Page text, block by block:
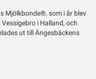
Mjölkbonde®, som i år blev
i Halland, och
ut till Ängesbäckens